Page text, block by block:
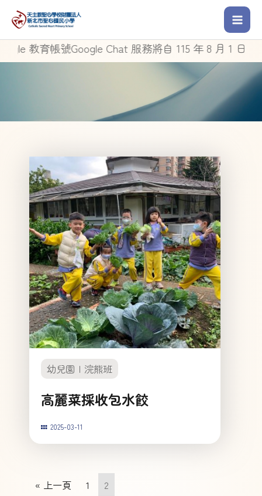
教育帳號Google Chat 服務將自 115 年 8 月 1 日起停止
幼兒園 浣熊班
高麗菜採收包水餃
2025-03-11
« 上一頁 1 2